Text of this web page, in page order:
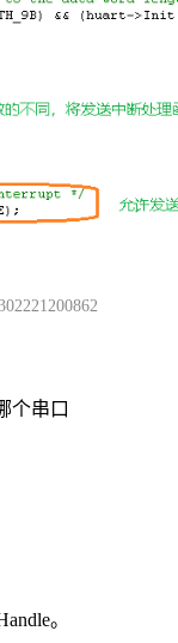
个串口
。